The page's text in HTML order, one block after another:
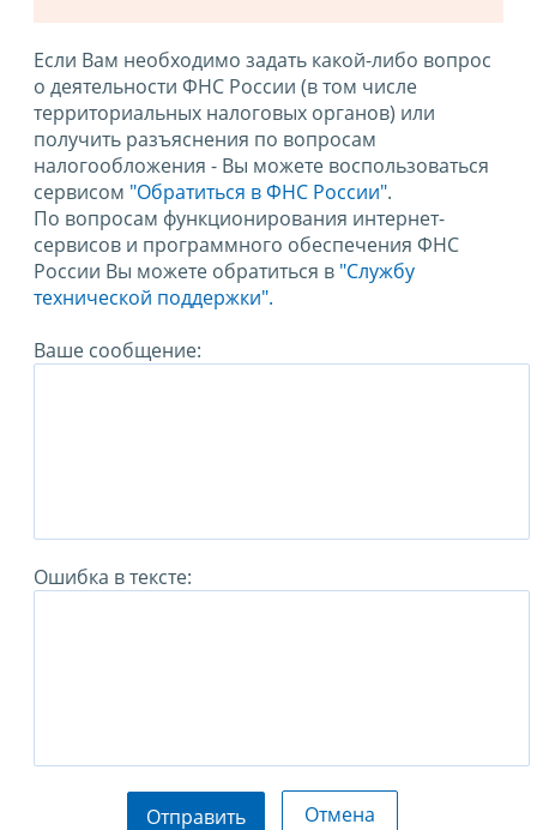
Если Вам необходимо задать какой-либо вопрос
о деятельности ФНС России (в том числе
территориальных налоговых органов) или
получить разъяснения по вопросам
налогообложения - Вы можете воспользоваться
сервисом "Обратиться в ФНС России".
По вопросам функционирования интернет-
сервисов и программного обеспечения ФНС
России Вы можете обратиться в "Службу
технической поддержки".
Ваше сообщение:
Ошибка в тексте:
Отправить Отмена